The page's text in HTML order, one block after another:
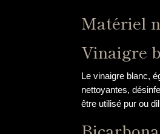
Matériel
Vinaigre
Le vinaigre blanc,
nettoyantes,
être utilisé pur ou